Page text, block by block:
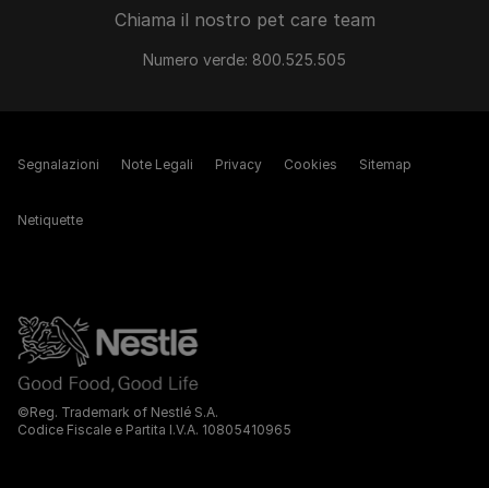
Chiama il nostro pet care team
Numero verde: 800.525.505
©Reg. Trademark of Nestlé S.A.
Codice Fiscale e Partita I.V.A. 10805410965
Segnalazioni Note Legali Privacy Cookies Sitemap
Netiquette